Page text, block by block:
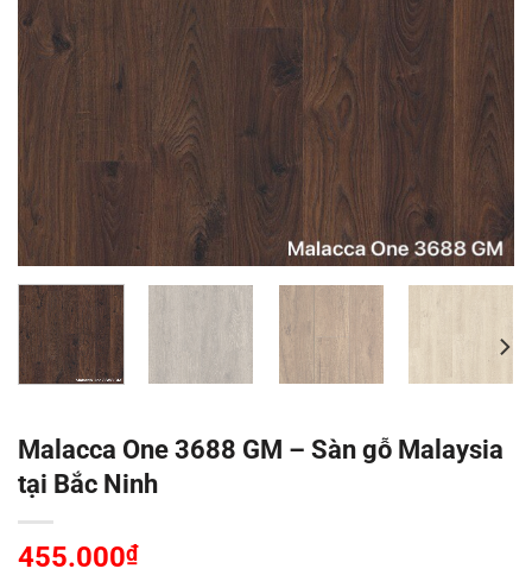
Malacca One 3688 GM – Sàn gỗ Malaysia
tại Bắc Ninh
455.000₫